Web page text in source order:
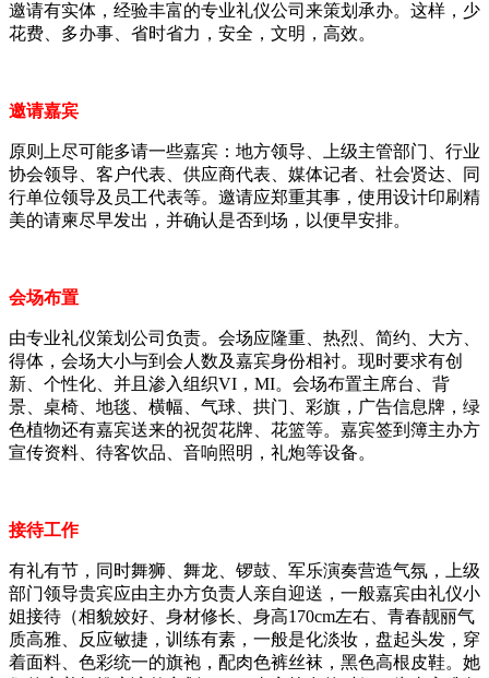
邀请有实体，经验丰富的专业礼仪公司来策划承办。这样，少
花费、多办事、省时省力，安全，文明，高效。
邀请嘉宾
原则上尽可能多请一些嘉宾：地方领导、上级主管部门、行业
协会领导、客户代表、供应商代表、媒体记者、社会贤达、同
行单位领导及员工代表等。邀请应郑重其事，使用设计印刷精
美的请柬尽早发出，并确认是否到场，以便早安排。
会场布置
由专业礼仪策划公司负责。会场应隆重、热烈、简约、大方、
得体，会场大小与到会人数及嘉宾身份相衬。现时要求有创
新、个性化、并且渗入组织VI，MI。会场布置主席台、背
景、桌椅、地毯、横幅、气球、拱门、彩旗，广告信息牌，绿
色植物还有嘉宾送来的祝贺花牌、花篮等。嘉宾签到簿主办方
宣传资料、待客饮品、音响照明，礼炮等设备。
接待工作
有礼有节，同时舞狮、舞龙、锣鼓、军乐演奏营造气氛，上级
部门领导贵宾应由主办方负责人亲自迎送，一般嘉宾由礼仪小
姐接待（相貌姣好、身材修长、身高170cm左右、青春靓丽气
质高雅、反应敏捷，训练有素，一般是化淡妆，盘起头发，穿
着面料、色彩统一的旗袍，配肉色裤丝袜，黑色高根皮鞋。她